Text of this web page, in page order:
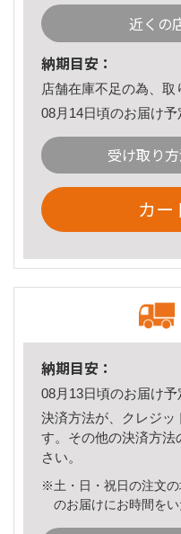
近くの
納期目安：
店舗在庫不足の為、取
08月14日頃のお届け予
受け取り
カー
納期目安：
08月13日頃のお届け予
決済方法が、クレジッ
す。その他の決済方法
さい。
※土・日・祝日の注文
のお届けにお時間を